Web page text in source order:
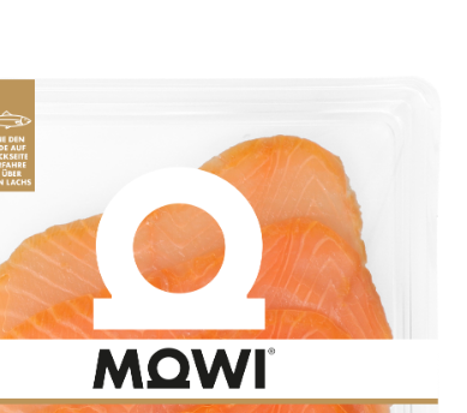
Mowi Canada East
Mowi Canada West